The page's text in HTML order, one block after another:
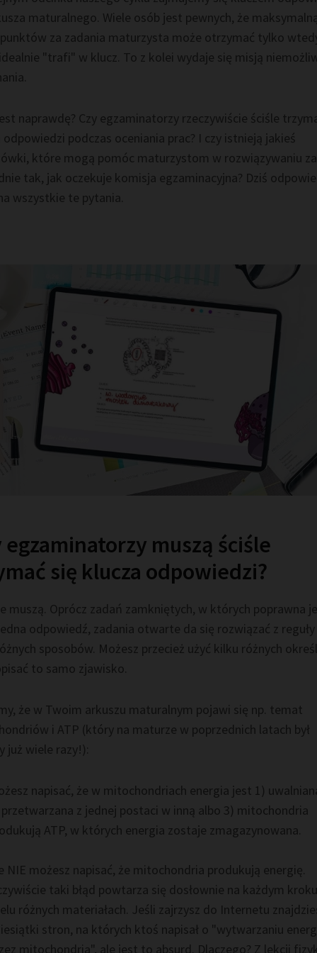
maturalnego. Wiele osób jest pewnych, że
za zadania maturzysta może otrzymać tylko
"trafi" w klucz. To z kolei wydaje się misją
naprawdę? Czy egzaminatorzy rzeczywiście ściśle
odpowiedzi podczas oceniania prac? I czy istnieją jakieś
które mogą pomóc maturzystom w rozwiązywaniu
tak, jak oczekuje komisja egzaminacyjna? Dziś
wszystkie te pytania.
egzaminatorzy muszą ściśle
się klucza odpowiedzi?
muszą. Oprócz zadań zamkniętych, w których poprawna
odpowiedź, zadania otwarte da się rozwiązać z reguły
sposobów. Możesz przecież użyć kilku różnych
to samo zjawisko.
że w Twoim arkuszu maturalnym pojawi się np. temat
i ATP (który na maturze w poprzednich latach był
już wiele razy!):
napisać, że w mitochondriach energia jest 1)
z jednej postaci w inną albo 3) mitochondria
ATP, w których energia zostaje zmagazynowana.
NIE możesz napisać, że mitochondria produkują energię.
taki błąd powtarza się dosłownie na każdym
różnych materiałach. Jeśli zajrzysz do Internetu
stron, na których ktoś napisał o "wytwarzaniu
mitochondria", ale jest to absurd. Dlaczego? Z lekcji